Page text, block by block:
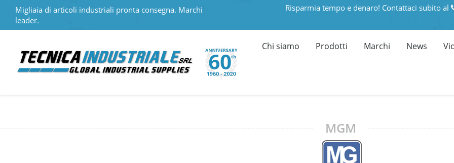
Migliaia di articoli industriali pronta consegna. Marchi
leader.
Risparmia tempo e denaro! Contattaci subito al
Chi siamo Prodotti Marchi News
MGM